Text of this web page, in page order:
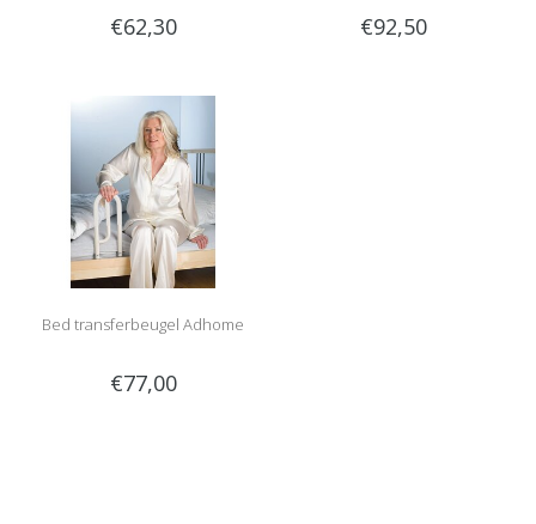
€62,30 €92,50
Bed transferbeugel Adhome
€77,00